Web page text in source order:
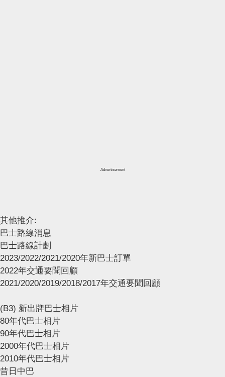
Advertisement
其他推介:
巴士路線消息
巴士路線計劃
2023/2022/2021/2020年新巴士訂單
2022年交通要聞回顧
2021/2020/2019/2018/2017年交通要聞回顧
(B3) 新出牌巴士相片
80年代巴士相片
90年代巴士相片
2000年代巴士相片
2010年代巴士相片
昔日中巴